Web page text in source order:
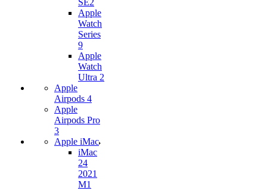
SE2
Apple
Watch
Series
9
Apple
Watch
Ultra 2
Apple
Airpods 4
Apple
Airpods Pro
3
Apple iMac
iMac
24
2021
M1